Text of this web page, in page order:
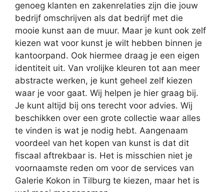
genoeg klanten en zakenrelaties zijn die jouw
bedrijf omschrijven als dat bedrijf met die
mooie kunst aan de muur. Maar je kunt ook zelf
kiezen wat voor kunst je wilt hebben binnen je
kantoorpand. Ook hiermee draag je een eigen
identiteit uit. Van vrolijke kleuren tot aan meer
abstracte werken, je kunt geheel zelf kiezen
waar je voor gaat. Wij helpen je hier graag bij.
Je kunt altijd bij ons terecht voor advies. Wij
beschikken over een grote collectie waar alles
te vinden is wat je nodig hebt. Aangenaam
voordeel van het kopen van kunst is dat dit
fiscaal aftrekbaar is. Het is misschien niet je
voornaamste reden om voor de services van
Galerie Kokon in Tilburg te kiezen, maar het is